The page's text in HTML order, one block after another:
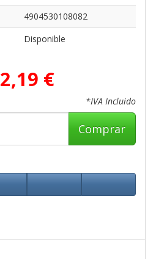
4904530108082
Disponible
2,19 €
*IVA Incluido
Comprar